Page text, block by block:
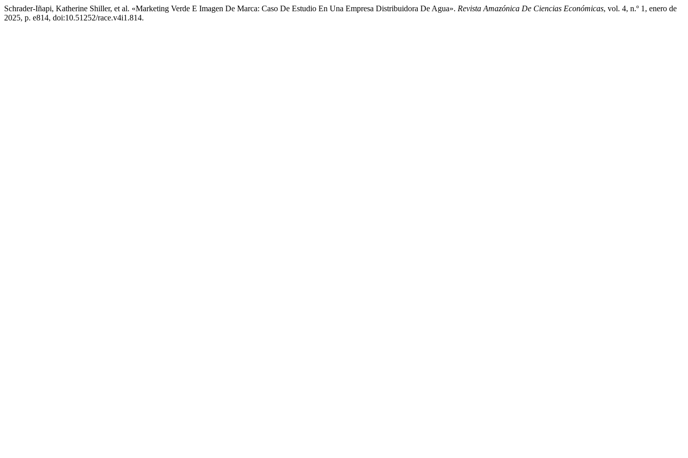
Schrader-Iñapi, Katherine Shiller, et al. «Marketing Verde E Imagen De Marca: Caso De Estudio En Una Empresa Distribuidora De Agua». Revista Amazónica De Ciencias Económicas, vol. 4, n.º 1, enero de
2025, p. e814, doi:10.51252/race.v4i1.814.